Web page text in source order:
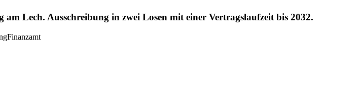
Lech. Ausschreibung in zwei Losen mit einer Vertragslaufzeit bis 2032.
Finanzamt